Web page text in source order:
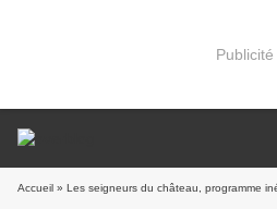
Publicité
Accueil » Les seigneurs du château, programme inédit ce